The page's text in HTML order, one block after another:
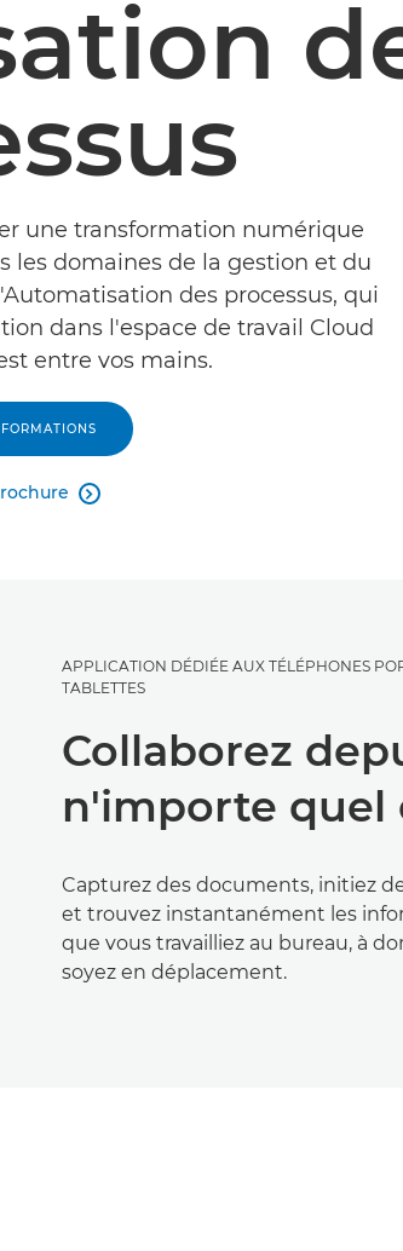
une transformation numérique
les domaines de la gestion et du
des processus, qui
dans l'espace de travail Cloud
entre vos mains.

APPLICATION DÉDIÉE AUX TÉLÉPHONES
TABLETTES
Collaborez
n'importe quel
Capturez des documents, initiez
et trouvez instantanément les
que vous travailliez au bureau, à
soyez en déplacement.